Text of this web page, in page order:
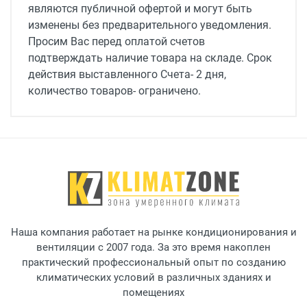
Класс энергопотребления
A
Максимальная длина коммуникаций
50 м
Мощность в режиме охлаждения
Максимальная потребляемая мощность
Уровень шума внутреннего блока (мин/макс)
37 дБ
Уровень шума нар.блок
являются публичной офертой и могут быть
изменены без предварительного уведомления.
Просим Вас перед оплатой счетов
подтверждать наличие товара на складе. Срок
действия выставленного Счета- 2 дня,
количество товаров- ограничено.
Наша компания работает на рынке кондиционирования и
вентиляции с 2007 года. За это время накоплен
практический профессиональный опыт по созданию
климатических условий в различных зданиях и
помещениях